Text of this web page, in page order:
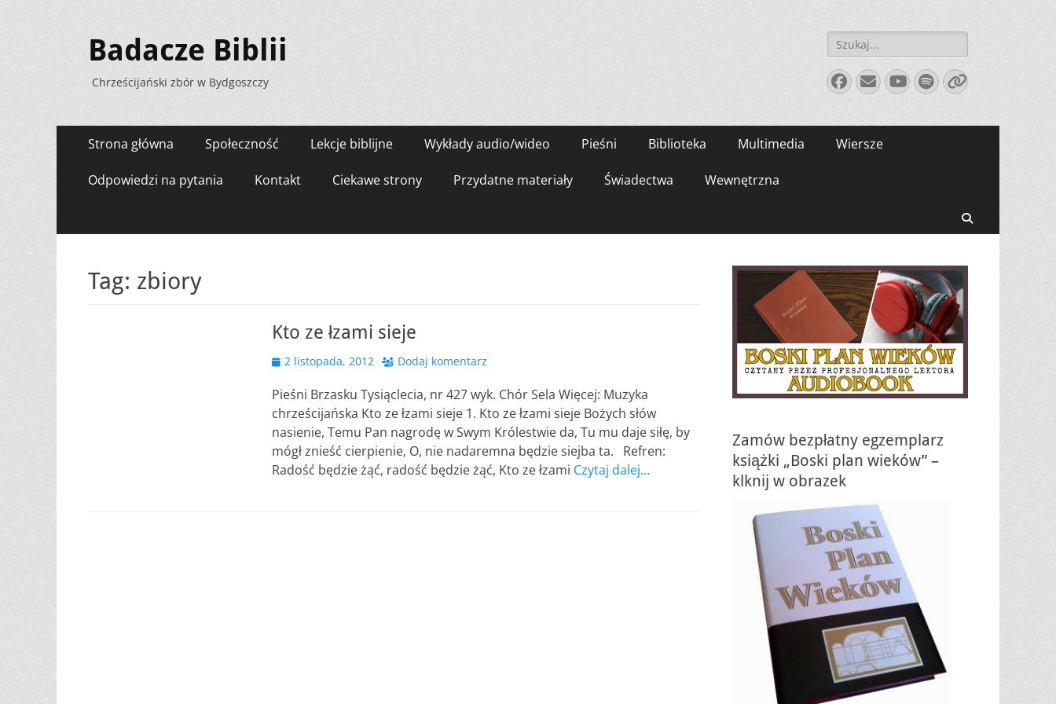
Badacze Biblii
Chrześcijański zbór w Bydgoszczy
Szukaj:
Facebook
E-
mail
YouTube
Spotify
Link
Menu
zawartości
Strona główna Społeczność Lekcje biblijne Wykłady audio/wideo Pieśni Biblioteka Multimedia Wiersze
Odpowiedzi na pytania Kontakt Ciekawe strony Przydatne materiały Świadectwa Wewnętrzna
Tag: zbiory
Kto ze łzami sieje
Opublikowano
2 listopada, 2012 Dodaj komentarz
Pieśni Brzasku Tysiąclecia, nr 427 wyk. Chór Sela Więcej: Muzyka
chrześcijańska Kto ze łzami sieje 1. Kto ze łzami sieje Bożych słów
nasienie, Temu Pan nagrodę w Swym Królestwie da, Tu mu daje siłę, by
mógł znieść cierpienie, O, nie nadaremna będzie siejba ta. Refren:
Radość będzie żąć, radość będzie żąć, Kto ze łzami Czytaj dalej…
Zamów bezpłatny egzemplarz
książki „Boski plan wieków” –
klknij w obrazek